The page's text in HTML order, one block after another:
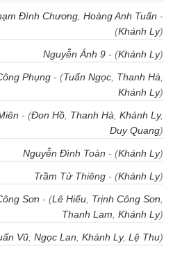
Đình Chương Hoàng Anh Tuấn -
(Khánh Ly)
Nguyễn Ánh 9 - (Khánh Ly)
Phụng - (Tuấn Ngọc Thanh Hà
Khánh Ly)
- (Đon Hồ Thanh Hà Khánh Ly,
Duy Quang)
Nguyễn Đình Toàn - (Khánh Ly)
Trầm Tử Thiêng - (Khánh Ly)
Sơn - (Lê Hiếu Trịnh Công Sơn
Thanh Lam Khánh Ly)
Vũ Ngọc Lan Khánh Ly, Lệ Thu)